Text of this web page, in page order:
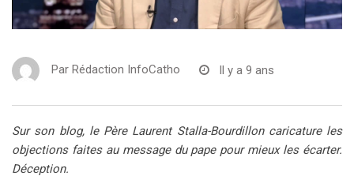
Par Rédaction InfoCatho Il y a 9 ans
Sur son blog, le Père Laurent Stalla-Bourdillon caricature les
objections faites au message du pape pour mieux les écarter.
Déception.